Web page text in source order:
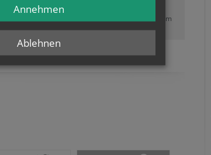
erforderlich!
, um
Inhalt sehen zu können.
Ablehnen
Annehmen